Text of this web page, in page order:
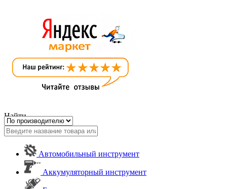
Найти
Автомобильный инструмент
Аккумуляторный инструмент